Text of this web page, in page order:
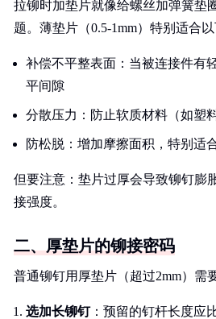
拉铆时加垫片就像给螺丝加弹簧垫
题。薄垫片（0.5-1mm）特别适合以
补偿不平整表面：当被连接件有
平间隙
分散压力：防止软质材料（如塑
防松脱：增加摩擦面积，特别适
但要注意：垫片过厚会导致铆钉膨
接强度。
二、厚垫片的铆接密码
普通铆钉用厚垫片（超过2mm）需
选加长铆钉：预留的钉杆长度应